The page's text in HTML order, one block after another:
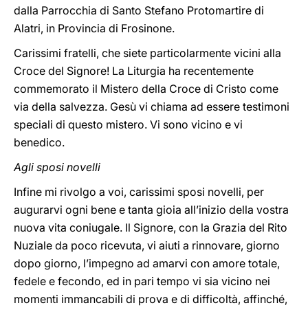
dalla Parrocchia di Santo Stefano Protomartire di
Alatri, in Provincia di Frosinone.
Carissimi fratelli, che siete particolarmente vicini alla
Croce del Signore! La Liturgia ha recentemente
commemorato il Mistero della Croce di Cristo come
via della salvezza. Gesù vi chiama ad essere testimoni
speciali di questo mistero. Vi sono vicino e vi
benedico.
Agli sposi novelli
Infine mi rivolgo a voi, carissimi sposi novelli, per
augurarvi ogni bene e tanta gioia all’inizio della vostra
nuova vita coniugale. Il Signore, con la Grazia del Rito
Nuziale da poco ricevuta, vi aiuti a rinnovare, giorno
dopo giorno, l’impegno ad amarvi con amore totale,
fedele e fecondo, ed in pari tempo vi sia vicino nei
momenti immancabili di prova e di difficoltà, affinché,